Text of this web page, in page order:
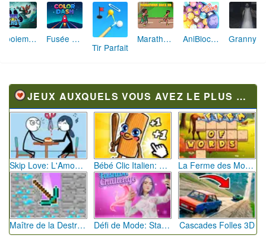
Aboiement Stellaire : Aventure Canine Fusée Chromatique: La Course des Couleurs
Tir Parfait
Marathon Champion io AniBlocos: Connecte les Animaux Mignons!
JEUX AUXQUELS VOUS AVEZ LE PLUS JOUÉ
Skip Love: L'Amour en Péril Bébé Clic Italien: La Folie des Petits Bambins La Ferme des Mots - Cultivez votre Vocabulaire
Maître de la Destruction: Fusion de Pioches Défi de Mode: Star du Podium Cascades Folles 3D